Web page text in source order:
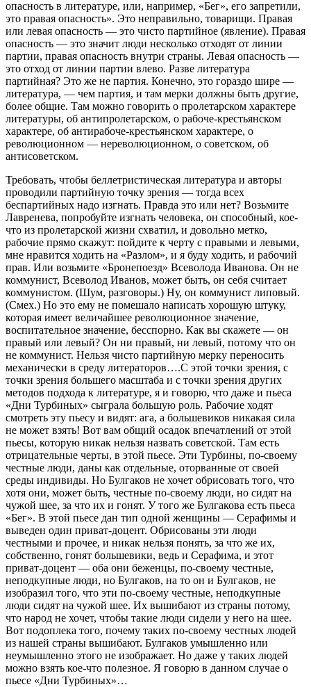
опасность в литературе, или, например, «Бег», его запретили,
это правая опасность». Это неправильно, товарищи. Правая
или левая опасность — это чисто партийное (явление). Правая
опасность — это значит люди несколько отходят от линии
партии, правая опасность внутри страны. Левая опасность —
это отход от линии партии влево. Разве литература
партийная? Это же не партия. Конечно, это гораздо шире —
литература, — чем партия, и там мерки должны быть другие,
более общие. Там можно говорить о пролетарском характере
литературы, об антипролетарском, о рабоче-крестьянском
характере, об антирабоче-крестьянском характере, о
революционном — нереволюционном, о советском, об
антисоветском.
Требовать, чтобы беллетристическая литература и авторы
проводили партийную точку зрения — тогда всех
беспартийных надо изгнать. Правда это или нет? Возьмите
Лавренева, попробуйте изгнать человека, он способный, кое-
что из пролетарской жизни схватил, и довольно метко,
рабочие прямо скажут: пойдите к черту с правыми и левыми,
мне нравится ходить на «Разлом», и я буду ходить, и рабочий
прав. Или возьмите «Бронепоезд» Всеволода Иванова. Он не
коммунист, Всеволод Иванов, может быть, он себя считает
коммунистом. (Шум, разговоры.) Ну, он коммунист липовый.
(Смех.) Но это ему не помешало написать хорошую штуку,
которая имеет величайшее революционное значение,
воспитательное значение, бесспорно. Как вы скажете — он
правый или левый? Он ни правый, ни левый, потому что он
не коммунист. Нельзя чисто партийную мерку переносить
механически в среду литераторов….С этой точки зрения, с
точки зрения большего масштаба и с точки зрения других
методов подхода к литературе, я и говорю, что даже и пьеса
«Дни Турбиных» сыграла большую роль. Рабочие ходят
смотреть эту пьесу и видят: ага, а большевиков никакая сила
не может взять! Вот вам общий осадок впечатлений от этой
пьесы, которую никак нельзя назвать советской. Там есть
отрицательные черты, в этой пьесе. Эти Турбины, по-своему
честные люди, даны как отдельные, оторванные от своей
среды индивиды. Но Булгаков не хочет обрисовать того, что
хотя они, может быть, честные по-своему люди, но сидят на
чужой шее, за что их и гонят. У того же Булгакова есть пьеса
«Бег». В этой пьесе дан тип одной женщины — Серафимы и
выведен один приват-доцент. Обрисованы эти люди
честными и прочее, и никак нельзя понять, за что же их,
собственно, гонят большевики, ведь и Серафима, и этот
приват-доцент — оба они беженцы, по-своему честные,
неподкупные люди, но Булгаков, на то он и Булгаков, не
изобразил того, что эти по-своему честные, неподкупные
люди сидят на чужой шее. Их вышибают из страны потому,
что народ не хочет, чтобы такие люди сидели у него на шее.
Вот подоплека того, почему таких по-своему честных людей
из нашей страны вышибают. Булгаков умышленно или
неумышленно этого не изображает. Но даже у таких людей
можно взять кое-что полезное. Я говорю в данном случае о
пьесе «Дни Турбиных»…